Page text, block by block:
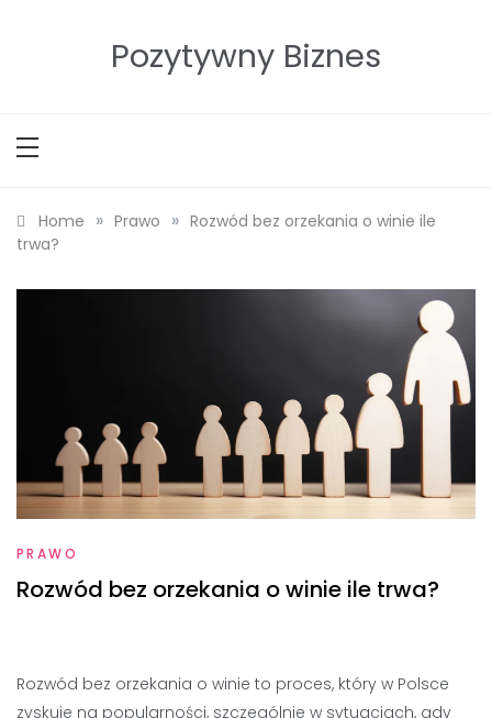
Pozytywny Biznes
Home » Prawo » Rozwód bez orzekania o winie ile
trwa?
PRAWO
Rozwód bez orzekania o winie ile trwa?
Rozwód bez orzekania o winie to proces, który w Polsce
zyskuje na popularności, szczególnie w sytuacjach, gdy